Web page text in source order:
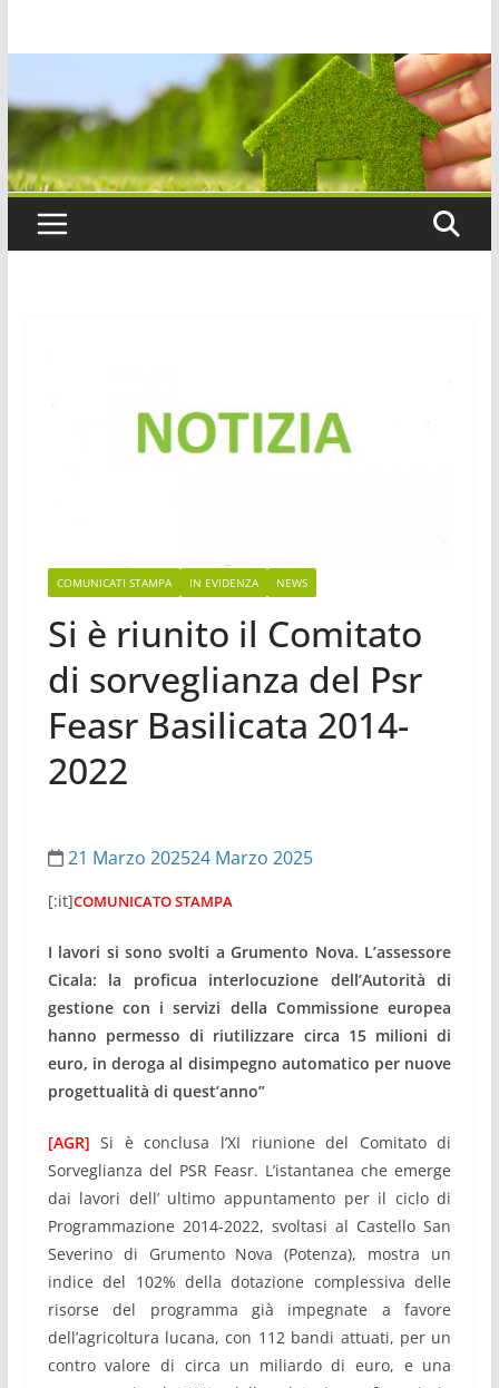
COMUNICATI STAMPA IN EVIDENZA NEWS
Si è riunito il Comitato
di sorveglianza del Psr
Feasr Basilicata 2014-
2022
21 Marzo 202524 Marzo 2025
[:it]COMUNICATO STAMPA
I lavori si sono svolti a Grumento Nova. L’assessore
Cicala: la proficua interlocuzione dell’Autorità di
gestione con i servizi della Commissione europea
hanno permesso di riutilizzare circa 15 milioni di
euro, in deroga al disimpegno automatico per nuove
progettualità di quest’anno”
[AGR] Si è conclusa l’XI riunione del Comitato di
Sorveglianza del PSR Feasr. L’istantanea che emerge
dai lavori dell’ ultimo appuntamento per il ciclo di
Programmazione 2014-2022, svoltasi al Castello San
Severino di Grumento Nova (Potenza), mostra un
indice del 102% della dotazione complessiva delle
risorse del programma già impegnate a favore
dell’agricoltura lucana, con 112 bandi attuati, per un
contro valore di circa un miliardo di euro, e una